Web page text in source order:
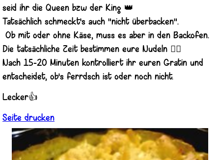
seid ihr die Queen bzw der King 👑
Tatsächlich schmeckt's auch "nicht überbacken".
Ob mit oder ohne Käse, muss es aber in den Backofen.
Die tatsächliche Zeit bestimmen eure Nudeln 🤷‍♀️
Nach 15-20 Minuten kontrolliert ihr euren Gratin und
entscheidet, ob's ferrdsch ist oder noch nicht.
Lecker👍
Seite drucken